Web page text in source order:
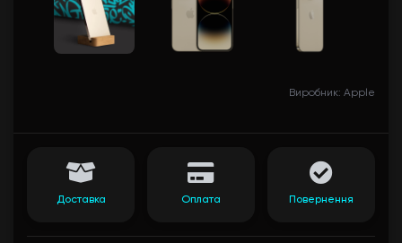
Виробник: Apple
Доставка Оплата Повернення